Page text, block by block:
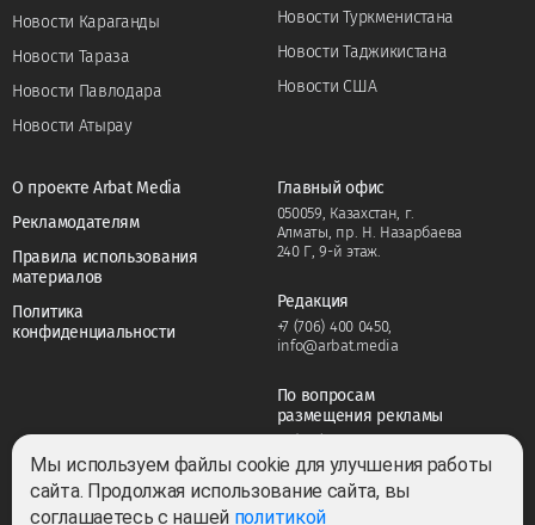
Новости Караганды
Новости Тараза
Новости Павлодара
Новости Атырау
Новости Туркменистана
Новости Таджикистана
Новости США
О проекте Arbat Media
Рекламодателям
Правила использования
материалов
Политика
конфиденциальности
Главный офис
050059, Казахстан, г.
Алматы, пр. Н. Назарбаева
240 Г, 9-й этаж.
Редакция
+7 (706) 400 0450,
info@arbat.media
По вопросам
размещения рекламы
adv@arbat.media
Мы используем файлы cookie для улучшения работы
сайта. Продолжая использование сайта, вы
соглашаетесь с нашей политикой